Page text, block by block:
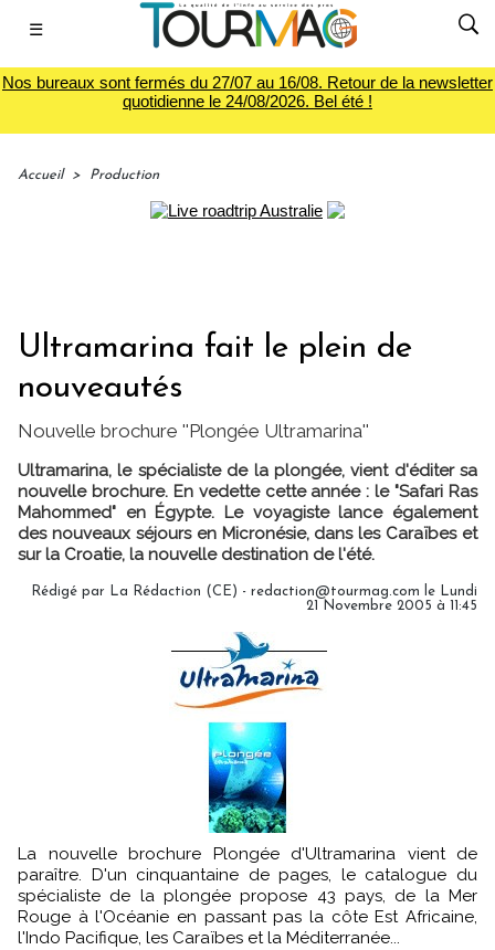
☰
Nos bureaux sont fermés du 27/07 au 16/08. Retour de la newsletter
quotidienne le 24/08/2026. Bel été !
Accueil > Production
Ultramarina fait le plein de
nouveautés
Nouvelle brochure ''Plongée Ultramarina''
Ultramarina, le spécialiste de la plongée, vient d'éditer sa
nouvelle brochure. En vedette cette année : le "Safari Ras
Mahommed" en Égypte. Le voyagiste lance également
des nouveaux séjours en Micronésie, dans les Caraïbes et
sur la Croatie, la nouvelle destination de l'été.
Rédigé par La Rédaction (CE) - redaction@tourmag.com le Lundi
21 Novembre 2005 à 11:45
La nouvelle brochure Plongée d'Ultramarina vient de
paraître. D'un cinquantaine de pages, le catalogue du
spécialiste de la plongée propose 43 pays, de la Mer
Rouge à l'Océanie en passant pas la côte Est Africaine,
l'Indo Pacifique, les Caraïbes et la Méditerranée...